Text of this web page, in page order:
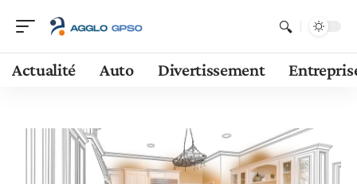
Actualité Auto Divertissement